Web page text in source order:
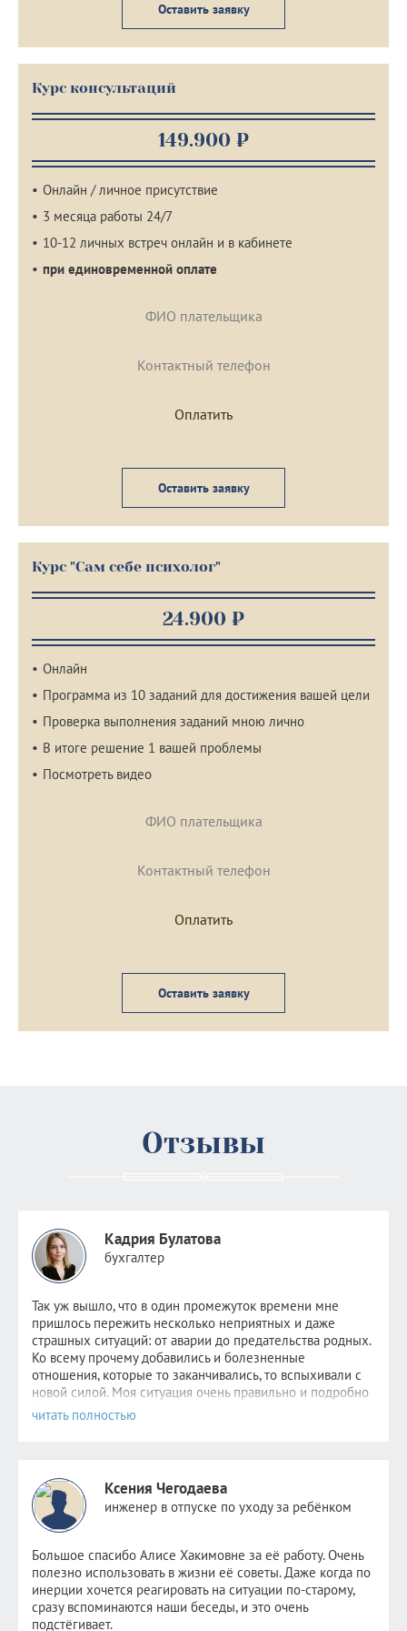
Оставить заявку
Курс консультаций
149.900 ₽
Онлайн / личное присутствие
3 месяца работы 24/7
10-12 личных встреч онлайн и в кабинете
при единовременной оплате
Оставить заявку
Курс "Сам себе психолог"
24.900 ₽
Онлайн
Программа из 10 заданий для достижения вашей цели
Проверка выполнения заданий мною лично
В итоге решение 1 вашей проблемы
Посмотреть видео
Оставить заявку
Отзывы
Кадрия Булатова
бухгалтер
Так уж вышло, что в один промежуток времени мне
пришлось пережить несколько неприятных и даже
страшных ситуаций: от аварии до предательства родных.
Ко всему прочему добавились и болезненные
отношения, которые то заканчивались, то вспыхивали с
новой силой. Моя ситуация очень правильно и подробно
была описаназдесь
силах, обратилась к Алисе.
После консультаций в голове отложились рекомендации
психолога, старалась следовать всем советам, но сердцу
не прикажешь: по-прежнему было очень больно видеть
новые отношения прежде любимого человека. Но потом
я и сама не заметила как стала снова видеть других
парней. Как открыла ранее заблокированные страницы.
Как мне стало не совсем безразлично, но значительно
легче. Как мне снова стало нравиться держать кого-то
Ксения Чегодаева
инженер в отпуске по уходу за ребёнком
Большое спасибо Алисе Хакимовне за её работу. Очень
полезно использовать в жизни её советы. Даже когда по
инерции хочется реагировать на ситуации по-старому,
сразу вспоминаются наши беседы, и это очень
подстёгивает.